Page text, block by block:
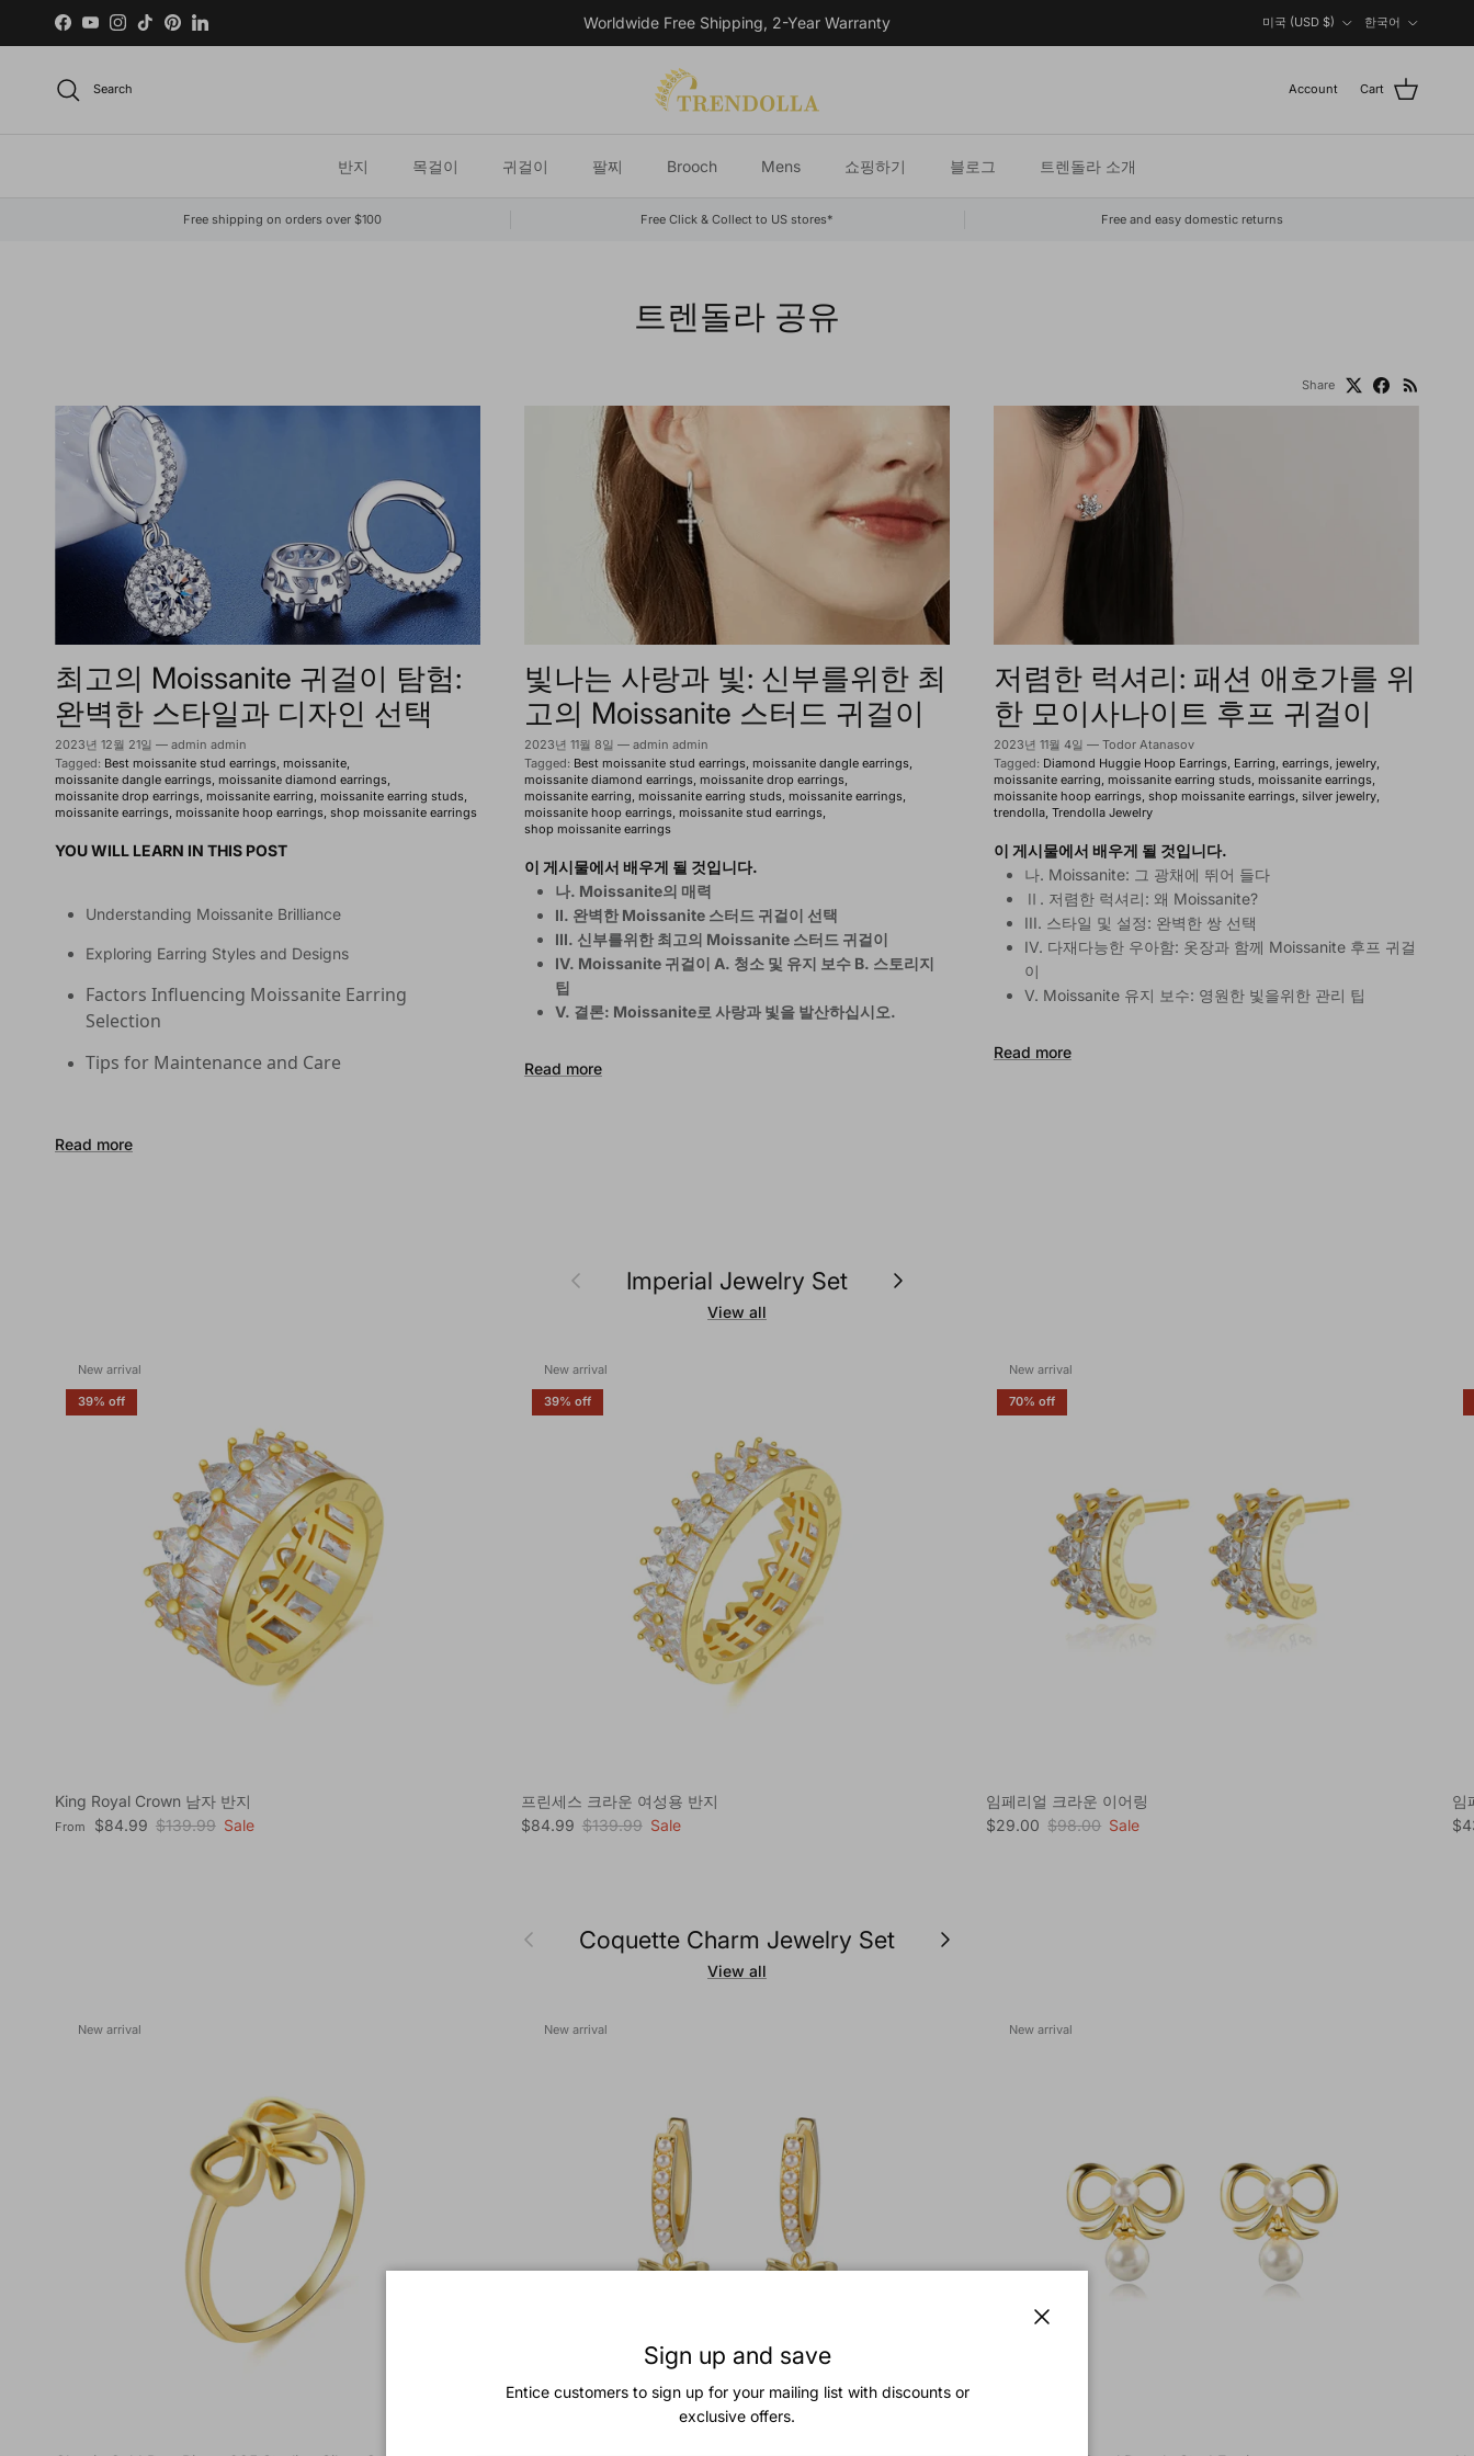
Skip to content
Facebook
YouTubeInstagram
TikTokPinterestLinkedIn Worldwide Free Shipping, 2-Year Warranty
미국 (USD $)
한국어
Search Account Cart
반지 목걸이 귀걸이 팔찌 Brooch Mens 쇼핑하기 블로그 트렌돌라 소개
Free shipping on orders over $100 Free Click & Collect to US stores* Free and easy domestic returns
트렌돌라 공유
Share
최고의 Moissanite 귀걸이 탐험:
완벽한 스타일과 디자인 선택
2023년 12월 21일 — admin admin
Tagged: Best moissanite stud earrings moissanite
moissanite dangle earrings moissanite diamond earrings
moissanite drop earrings moissanite earring moissanite earring studs
moissanite earrings moissanite hoop earrings shop moissanite earrings
YOU WILL LEARN IN THIS POST
Understanding Moissanite Brilliance
Exploring Earring Styles and Designs
Factors Influencing Moissanite Earring
Selection
Tips for Maintenance and Care
Read more
빛나는 사랑과 빛: 신부를위한 최
고의 Moissanite 스터드 귀걸이
2023년 11월 8일 — admin admin
Tagged: Best moissanite stud earrings moissanite dangle earrings
moissanite diamond earrings moissanite drop earrings
moissanite earring moissanite earring studs moissanite earrings
moissanite hoop earrings moissanite stud earrings
shop moissanite earrings
이 게시물에서 배우게 될 것입니다.
나. Moissanite의 매력
II. 완벽한 Moissanite 스터드 귀걸이 선택
III. 신부를위한 최고의 Moissanite 스터드 귀걸이
IV. Moissanite 귀걸이 A. 청소 및 유지 보수 B. 스토리지
팁
V. 결론: Moissanite로 사랑과 빛을 발산하십시오.
Read more
저렴한 럭셔리: 패션 애호가를 위
한 모이사나이트 후프 귀걸이
2023년 11월 4일 — Todor Atanasov
Tagged: Diamond Huggie Hoop Earrings Earring earrings jewelry
moissanite earring moissanite earring studs moissanite earrings
moissanite hoop earrings shop moissanite earrings silver jewelry
trendolla Trendolla Jewelry
이 게시물에서 배우게 될 것입니다.
나. Moissanite: 그 광채에 뛰어 들다
Ⅱ. 저렴한 럭셔리: 왜 Moissanite?
III. 스타일 및 설정: 완벽한 쌍 선택
IV. 다재다능한 우아함: 옷장과 함께 Moissanite 후프 귀걸
이
V. Moissanite 유지 보수: 영원한 빛을위한 관리 팁
Read more
Previous Imperial Jewelry Set Next
View all
New arrival
39% off
King Royal Crown 남자 반지
Sale price
From $84.99 Regular price
$139.99 Sale
New arrival
39% off
프린세스 크라운 여성용 반지
Sale price
$84.99 Regular price
$139.99 Sale
New arrival
70% off
임페리얼 크라운 이어링
Sale price
$29.00 Regular price
$98.00 Sale
임
Previous Coquette Charm Jewelry Set Next
View all
New arrival New arrival New arrival
Sign up and save
Entice customers to sign up for your mailing list with discounts or
exclusive offers.